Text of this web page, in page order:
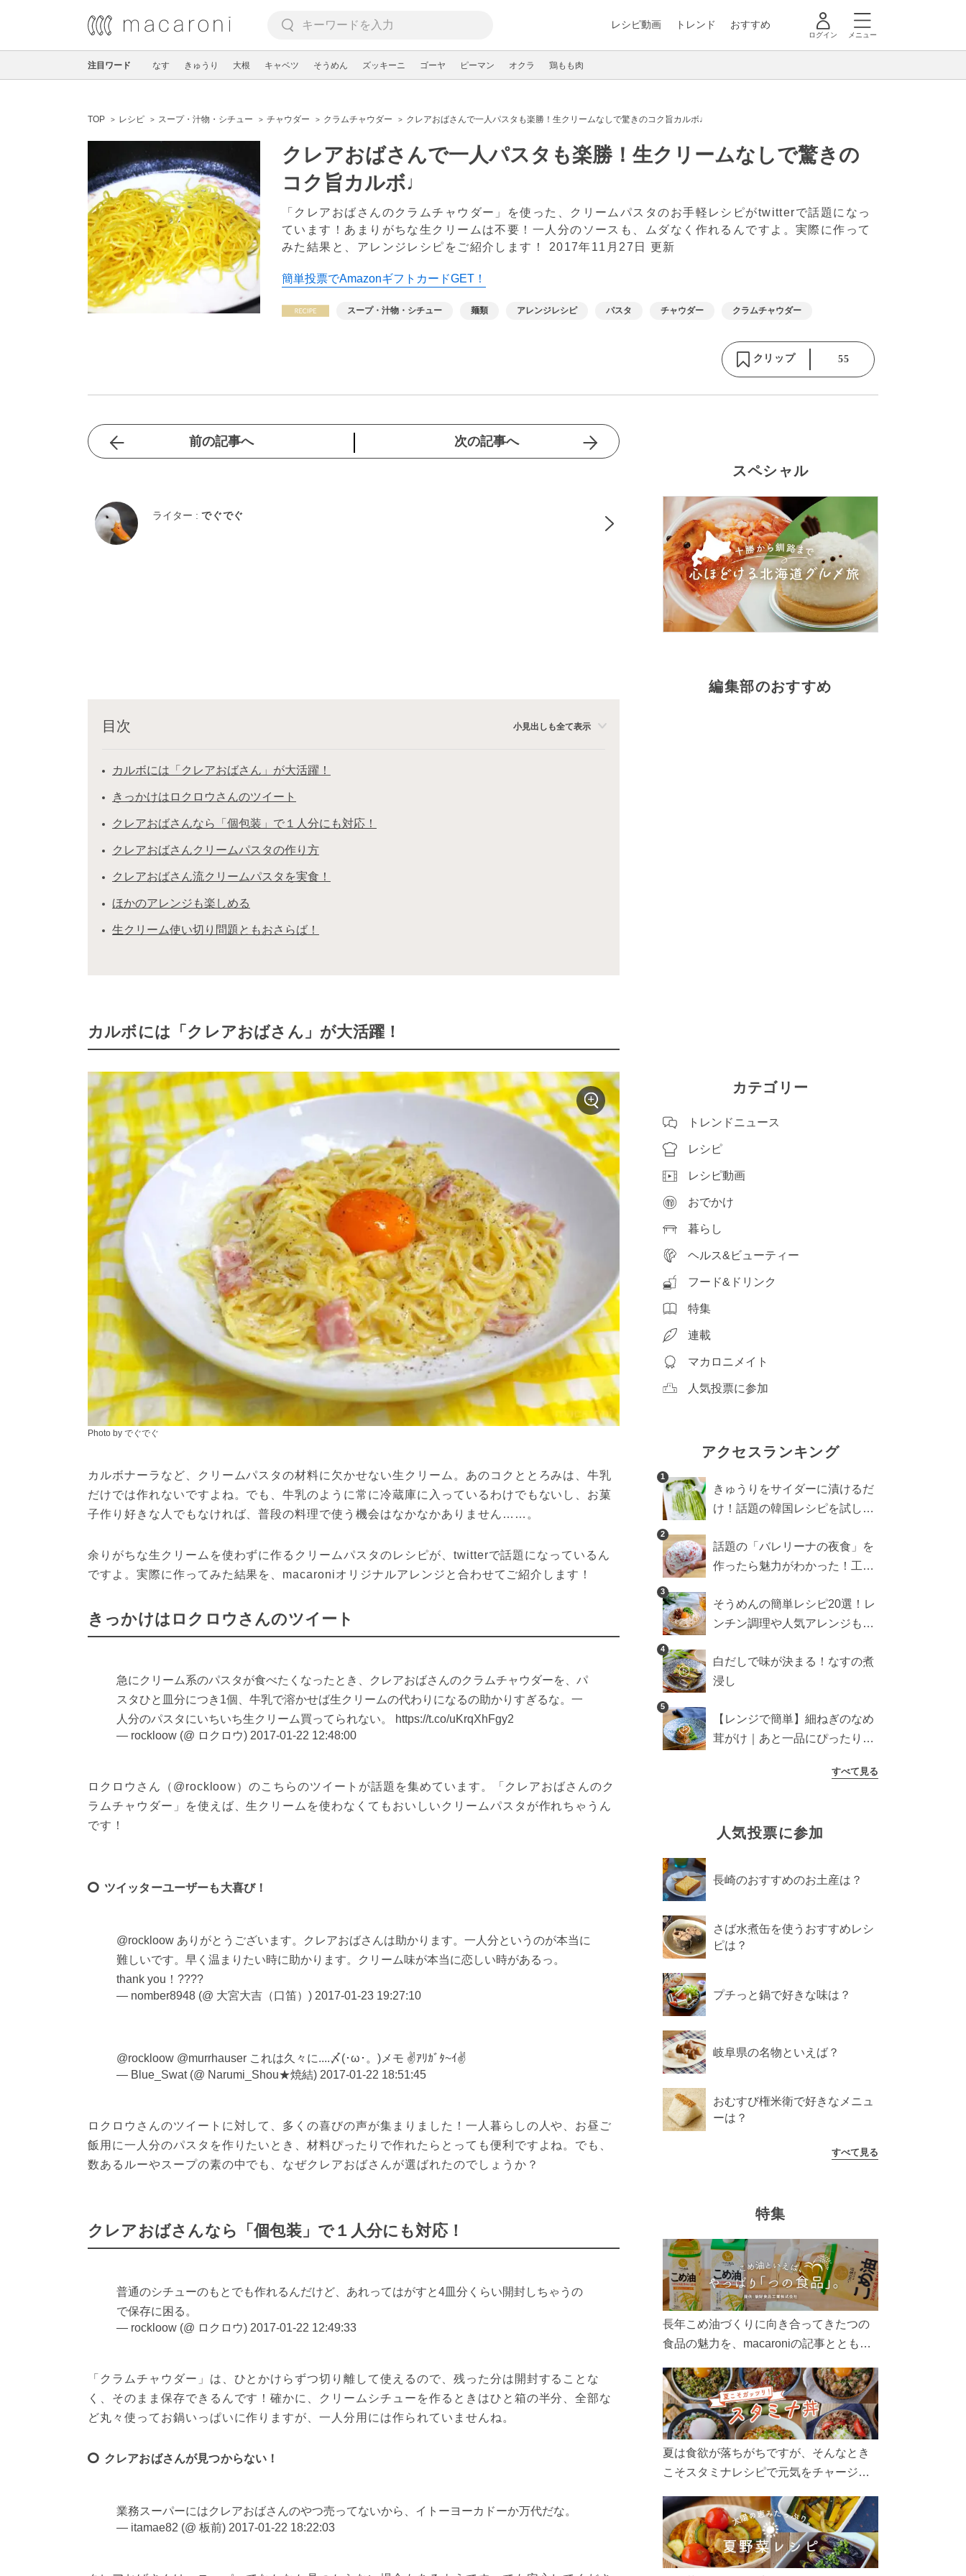
レシピ動画 トレンド おすすめ
ログイン メニュー
注目ワード なす きゅうり 大根 キャベツ そうめん ズッキーニ ゴーヤ ピーマン オクラ 鶏もも肉
TOP レシピ スープ・汁物・シチュー チャウダー クラムチャウダー クレアおばさんで一人パスタも楽勝！生クリームなしで驚きのコク旨カルボ♩
クレアおばさんで一人パスタも楽勝！生クリームなしで驚きの
コク旨カルボ♩
「クレアおばさんのクラムチャウダー」を使った、クリームパスタのお手軽レシピがtwitterで話題になっ
ています！あまりがちな生クリームは不要！一人分のソースも、ムダなく作れるんですよ。実際に作って
みた結果と、アレンジレシピをご紹介します！ 2017年11月27日 更新
簡単投票でAmazonギフトカードGET！
スープ・汁物・シチュー 麺類 アレンジレシピ パスタ チャウダー クラムチャウダー
クリップ 55
前の記事へ 次の記事へ
ライター : でぐでぐ
目次 小見出しも全て表示
カルボには「クレアおばさん」が大活躍！
きっかけはロクロウさんのツイート
クレアおばさんなら「個包装」で１人分にも対応！
クレアおばさんクリームパスタの作り方
クレアおばさん流クリームパスタを実食！
ほかのアレンジも楽しめる
生クリーム使い切り問題ともおさらば！
カルボには「クレアおばさん」が大活躍！
Photo by でぐでぐ
カルボナーラなど、クリームパスタの材料に欠かせない生クリーム。あのコクととろみは、牛乳
だけでは作れないですよね。でも、牛乳のように常に冷蔵庫に入っているわけでもないし、お菓
子作り好きな人でもなければ、普段の料理で使う機会はなかなかありません……。
余りがちな生クリームを使わずに作るクリームパスタのレシピが、twitterで話題になっているん
ですよ。実際に作ってみた結果を、macaroniオリジナルアレンジと合わせてご紹介します！
きっかけはロクロウさんのツイート
急にクリーム系のパスタが食べたくなったとき、クレアおばさんのクラムチャウダーを、パ
スタひと皿分につき1個、牛乳で溶かせば生クリームの代わりになるの助かりすぎるな。一
人分のパスタにいちいち生クリーム買ってられない。 https://t.co/uKrqXhFgy2
— rockloow (@ ロクロウ) 2017-01-22 12:48:00
ロクロウさん（@rockloow）のこちらのツイートが話題を集めています。「クレアおばさんのク
ラムチャウダー」を使えば、生クリームを使わなくてもおいしいクリームパスタが作れちゃうん
です！
ツイッターユーザーも大喜び！
@rockloow ありがとうございます。クレアおばさんは助かります。一人分というのが本当に
難しいです。早く温まりたい時に助かります。クリーム味が本当に恋しい時があるっ。
thank you！????
— nomber8948 (@ 大宮大吉（口笛）) 2017-01-23 19:27:10
@rockloow @murrhauser これは久々に....〆(･ω･。)メモ ✌️ｱﾘｶﾞﾀ~ｲ✌️
— Blue_Swat (@ Narumi_Shou★焼結) 2017-01-22 18:51:45
ロクロウさんのツイートに対して、多くの喜びの声が集まりました！一人暮らしの人や、お昼ご
飯用に一人分のパスタを作りたいとき、材料ぴったりで作れたらとっても便利ですよね。でも、
数あるルーやスープの素の中でも、なぜクレアおばさんが選ばれたのでしょうか？
クレアおばさんなら「個包装」で１人分にも対応！
普通のシチューのもとでも作れるんだけど、あれってはがすと4皿分くらい開封しちゃうの
で保存に困る。
— rockloow (@ ロクロウ) 2017-01-22 12:49:33
「クラムチャウダー」は、ひとかけらずつ切り離して使えるので、残った分は開封することな
く、そのまま保存できるんです！確かに、クリームシチューを作るときはひと箱の半分、全部な
ど丸々使ってお鍋いっぱいに作りますが、一人分用には作られていませんね。
クレアおばさんが見つからない！
業務スーパーにはクレアおばさんのやつ売ってないから、イトーヨーカドーか万代だな。
— itamae82 (@ 板前) 2017-01-22 18:22:03
スペシャル
編集部のおすすめ
カテゴリー
トレンドニュース
レシピ
レシピ動画
おでかけ
暮らし
ヘルス&ビューティー
フード&ドリンク
特集
連載
マカロニメイト
人気投票に参加
アクセスランキング
1
きゅうりをサイダーに漬けるだ
け！話題の韓国レシピを試した
2
話題の「バレリーナの夜食」を
作ったら魅力がわかった！工程
3
そうめんの簡単レシピ20選！レ
ンチン調理や人気アレンジも紹
4
白だしで味が決まる！なすの煮
浸し
5
【レンジで簡単】細ねぎのなめ
茸がけ｜あと一品にぴったり副
すべて見る
人気投票に参加
長崎のおすすめのお土産は？
さば水煮缶を使うおすすめレシ
ピは？
プチっと鍋で好きな味は？
岐阜県の名物といえば？
おむすび権米衛で好きなメニュ
ーは？
すべて見る
特集
長年こめ油づくりに向き合ってきたつの
食品の魅力を、macaroniの記事とともに
ん、製造現場や品質へのこだわりまで。
こめ油をもっと好きになるコンテンツを
ぜひお楽しみください。
夏は食欲が落ちがちですが、そんなとき
こそスタミナレシピで元気をチャージ！
リ食べて、夏バテを吹き飛ばしましょ
う！